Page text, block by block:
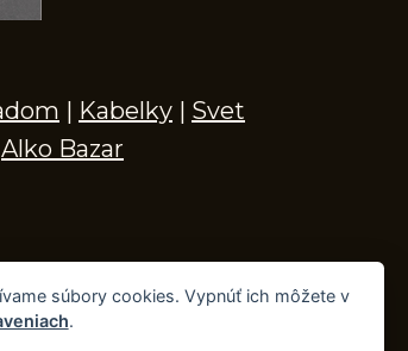
| Kabelky | Svet
Alko Bazar
súbory cookies. Vypnúť ich môžete v
.